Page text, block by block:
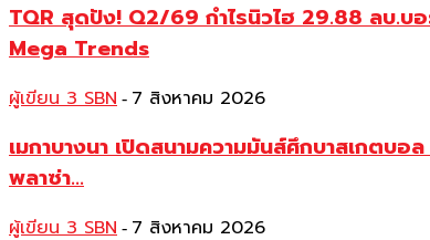
TQR สุดปัง! Q2/69 กำไรนิวไฮ 29.88 ลบ.
Mega Trends
ผู้เขียน 3 SBN - 7 สิงหาคม 2026
เมกาบางนา เปิดสนามความมันส์ศึกบาสเกตบ
พลาซ่า...
ผู้เขียน 3 SBN - 7 สิงหาคม 2026